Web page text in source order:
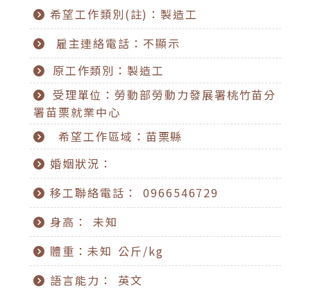
希望工作類別(註)：製造工
雇主連絡電話：不顯示
原工作類別：製造工
受理單位：勞動部勞動力發展署桃竹苗分
署苗栗就業中心
希望工作區域：苗栗縣
婚姻狀況：
移工聯絡電話： 0966546729
身高： 未知
體重：未知 公斤/kg
語言能力： 英文